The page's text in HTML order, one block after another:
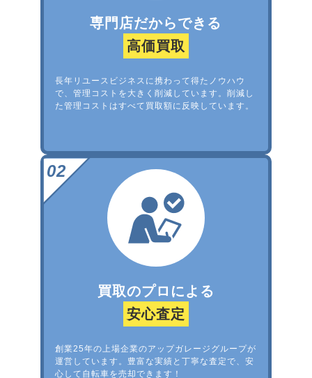
専門店だからできる
高価買取
長年リユースビジネスに携わって得たノウハウ
で、管理コストを大きく削減しています。削減し
た管理コストはすべて買取額に反映しています。
買取のプロによる
安心査定
創業25年の上場企業のアップガレージグループが
運営しています。豊富な実績と丁寧な査定で、安
心して自転車を売却できます！